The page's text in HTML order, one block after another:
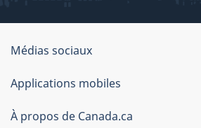
Organisation
du
gouvernement
du
Médias sociaux
Applications mobiles
À propos de Canada.ca